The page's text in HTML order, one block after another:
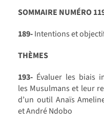
SOMMAIRE NUMÉRO
189-Intentions et
THÈMES
193- Évaluer les biais
les Musulmans et leur
d’un outil Anaïs
et André Ndobo